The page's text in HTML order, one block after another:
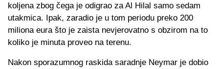
koljena zbog čega je odigrao za Al Hilal samo sedam
utakmica. Ipak, zaradio je u tom periodu preko 200
miliona eura što je zaista nevjerovatno s obzirom na to
koliko je minuta proveo na terenu.
Nakon sporazumnog raskida saradnje Neymar je dobio